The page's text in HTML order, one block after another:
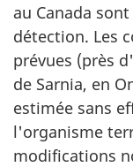
au Canada
détection. Les
prévues (près
de Sarnia, en
estimée sans
l'organisme
modifications